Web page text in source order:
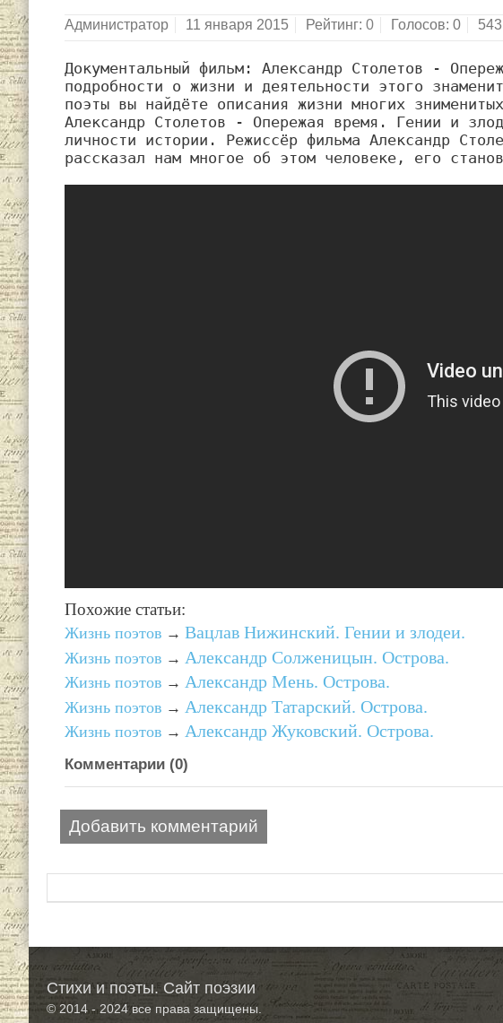
Администратор 11 января 2015 Рейтинг: 0 Голосов: 0
Документальный фильм: Александр Столетов -
подробности о жизни и деятельности этого
поэты вы найдёте описания жизни многих
Александр Столетов - Опережая время. Гении и
личности истории. Режиссёр фильма Александр
рассказал нам многое об этом человеке, его
Похожие статьи:
Жизнь поэтов → Вацлав Нижинский. Гении и злодеи.
Жизнь поэтов → Александр Солженицын. Острова.
Жизнь поэтов → Александр Мень. Острова.
Жизнь поэтов → Александр Татарский. Острова.
Жизнь поэтов → Александр Жуковский. Острова.
Комментарии (0)
Добавить комментарий
Стихи и поэты. Сайт поэзии
© 2014 - 2024все права защищены.